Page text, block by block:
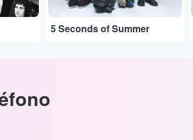
5 Seconds of Summer